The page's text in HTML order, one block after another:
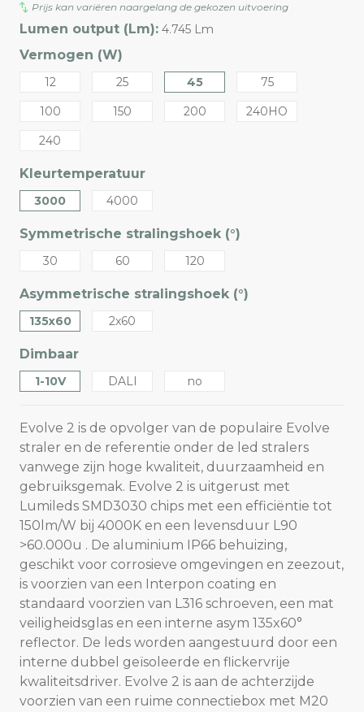
Prijs kan variëren naargelang de gekozen uitvoering
Lumen output (Lm): 4.745 Lm
Vermogen (W)
12 25 45
75
100
150 200
240HO
240
Kleurtemperatuur
3000 4000
Symmetrische stralingshoek (°)
30 60 120
Asymmetrische stralingshoek (°)
135x60 2x60
Dimbaar
1-10V DALI no
Evolve 2 is de opvolger van de populaire Evolve
straler en de referentie onder de led stralers
vanwege zijn hoge kwaliteit, duurzaamheid en
gebruiksgemak. Evolve 2 is uitgerust met
Lumileds SMD3030 chips met een efficiëntie tot
150lm/W bij 4000K en een levensduur L90
>60.000u . De aluminium IP66 behuizing,
geschikt voor corrosieve omgevingen en zeezout,
is voorzien van een Interpon coating en
standaard voorzien van L316 schroeven, een mat
veiligheidsglas en een interne asym 135x60°
reflector. De leds worden aangestuurd door een
interne dubbel geïsoleerde en flickervrije
kwaliteitsdriver. Evolve 2 is aan de achterzijde
voorzien van een ruime connectiebox met M20